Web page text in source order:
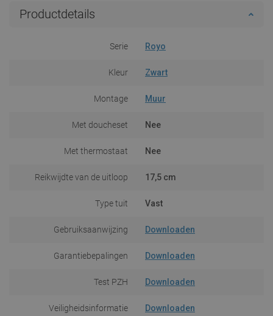
Productdetails
Serie Royo
Kleur Zwart
Montage Muur
Met doucheset Nee
Met thermostaat Nee
Reikwijdte van de uitloop 17,5 cm
Type tuit Vast
Gebruiksaanwijzing Downloaden
Garantiebepalingen Downloaden
Test PZH Downloaden
Veiligheidsinformatie Downloaden